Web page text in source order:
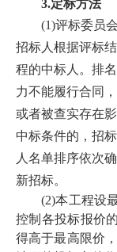
3.定标方法
(1)评标委员
招标人根据评标
程的中标人。排
力不能履行合同
或者被查实存在
中标条件的，招
人名单排序依次
新招标。
(2)本工程设
控制各投标报价
得高于最高限价